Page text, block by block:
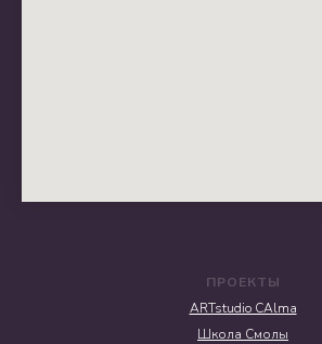
ПРОЕКТЫ
ARTstudio CAlma
Школа Смолы